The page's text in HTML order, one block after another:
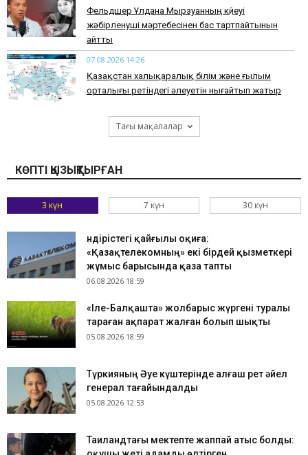
Фельдшер Ұлдана Мырзуанның күйеуі
жәбірленуші мәртебесінен бас тартпайтынын
айтты
07.08.2026 14:26
Қазақстан халықаралық білім және ғылым
орталығы ретіндегі әлеуетін нығайтып жатыр
Тағы мақалалар
КӨПТІ ҚЫЗЫҚТЫРҒАН
3 күн 7 күн 30 күн
Өндірістегі қайғылы оқиға:
«Қазақтелекомның» екі бірдей қызметкері
жұмыс барысында қаза тапты
06.08.2026 18:59
«Іле-Балқашта» жолбарыс жүргені туралы
тараған ақпарат жалған болып шықты
05.08.2026 18:59
Түркияның Әуе күштерінде алғаш рет әйел
генерал тағайындалды
05.08.2026 12:53
Таиландтағы мектепте жаппай атыс болды: